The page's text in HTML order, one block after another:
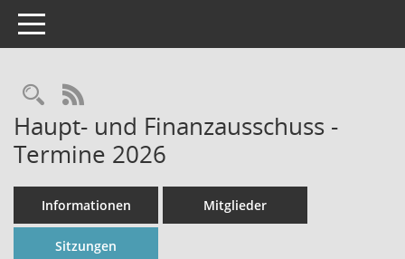
Toggle navigation
Rechercheauswahl
RSS-Feed
Haupt- und Finanzausschuss -
Termine 2026
Informationen Mitglieder
Sitzungen